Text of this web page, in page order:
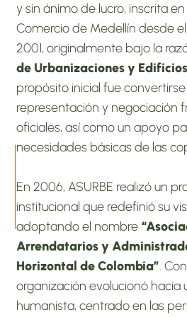
y sin ánimo de lucro, inscrita
Comercio de Medellín desde
2001, originalmente bajo la
de Urbanizaciones y
propósito inicial fue
representación y negociación
oficiales, así como un apoyo
necesidades básicas de las
En 2006, ASURBE realizó un
institucional que redefinió su
adoptando el nombre
Arrendatarios y
Horizontal de Colombia”.
organización evolucionó hacia
humanista, centrado en las